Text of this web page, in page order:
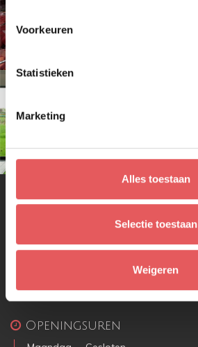
Voorkeuren
Statistieken
Marketing
Alles toestaan
Selectie toestaan
Weigeren
Hoeveslagerij Gabriels
2940 Stabroek
info@hoeveslagerijgabriels.be
Openingsuren